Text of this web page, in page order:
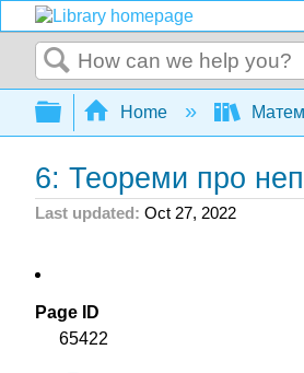
Search
Expand/collapse
Home
6: Теореми про
Last updated Oct 27, 2022
Page ID
65422